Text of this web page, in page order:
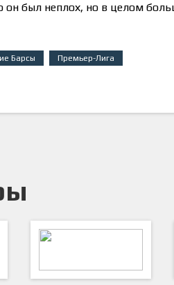
он был неплох, но в целом
Барсы Премьер-Лига